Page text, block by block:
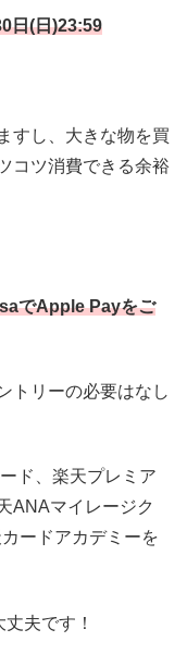
日(日)23:59
すし、大きな物を買
コツ消費できる余裕
でApple Payをご
トリーの必要はなし
ド、楽天プレミア
ANAマイレージク
ードアカデミーを
夫です！